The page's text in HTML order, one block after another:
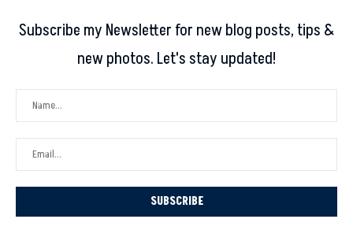
Subscribe my Newsletter for new blog posts, tips &
new photos. Let's stay updated!